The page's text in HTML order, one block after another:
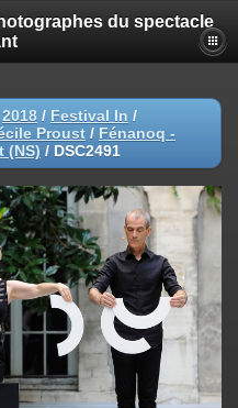
du spectacle
2018 / Festival In /
Proust / Fénanoq -
(NS) / DSC2491